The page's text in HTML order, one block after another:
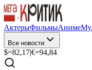
АктерыФильмыАниме
Все новости
$=82,17|€=94,84